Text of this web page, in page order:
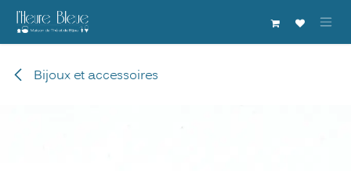
Se rendre au contenu
Bijoux et accessoires